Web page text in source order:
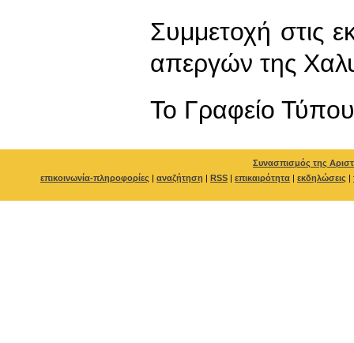
Συμμετοχή στις
απεργών της
To Γραφείο Τύπου
Συνασπισμός της
επικοινωνία-πληροφορίες | αναζήτηση | RSS | επικαιρότητα | εκδηλώσεις |